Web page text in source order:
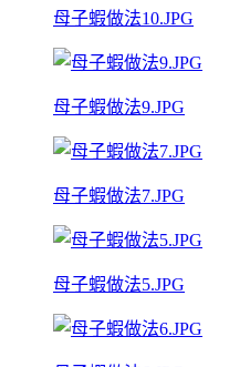
母子蝦做法10.JPG
母子蝦做法9.JPG
母子蝦做法7.JPG
母子蝦做法5.JPG